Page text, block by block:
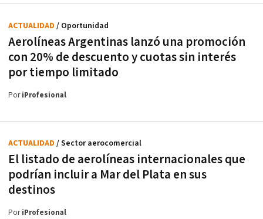
Aerolíneas Argentinas lanzó una promoción
con 20% de descuento y cuotas sin interés
por tiempo limitado
ACTUALIDAD / Oportunidad
PoriProfesional
El listado de aerolíneas internacionales que
podrían incluir a Mar del Plata en sus
destinos
ACTUALIDAD / Sector aerocomercial
PoriProfesional